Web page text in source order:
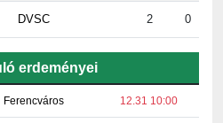
Ferencváros
Honvéd 2:2